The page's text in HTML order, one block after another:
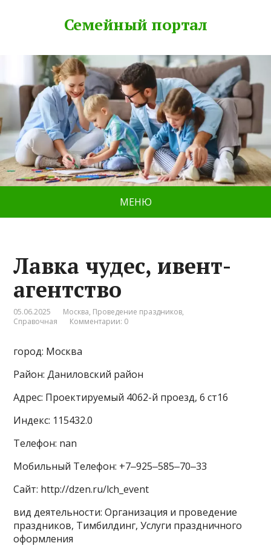
Семейный портал
МЕНЮ
Лавка чудес, ивент-
агентство
05.06.2025 Москва, Проведение праздников,
Справочная
Комментарии: 0
город: Москва
Район: Даниловский район
Адрес: Проектируемый 4062-й проезд, 6 ст16
Индекс: 115432.0
Телефон: nan
Мобильный Телефон: +7‒925‒585‒70‒33
Сайт: http://dzen.ru/lch_event
вид деятельности: Организация и проведение
праздников, Тимбилдинг, Услуги праздничного
оформления